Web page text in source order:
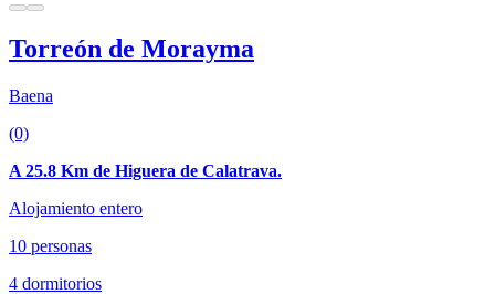
Torreón de Morayma
Baena
(0)
A 25.8 Km de Higuera de Calatrava.
Alojamiento entero
10 personas
4 dormitorios